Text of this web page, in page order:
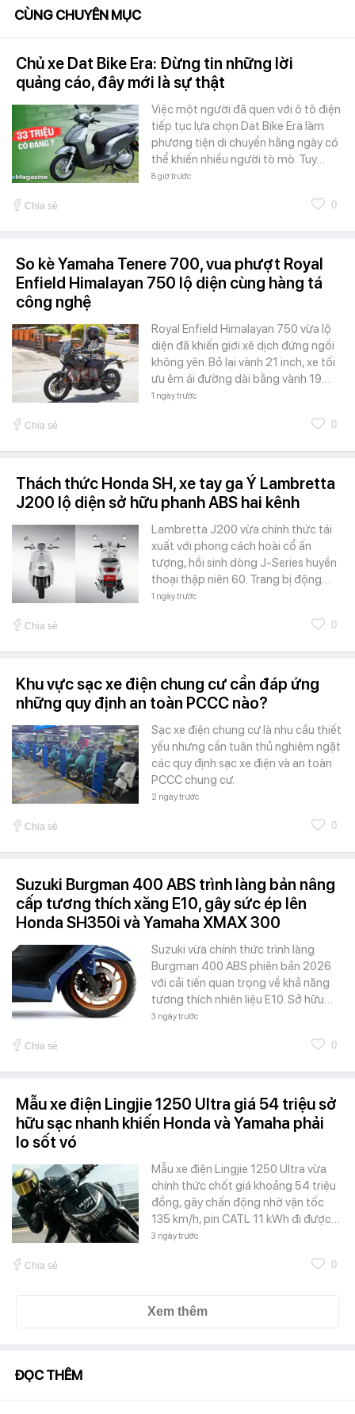
CÙNG CHUYÊN MỤC
Chủ xe Dat Bike Era: Đừng tin những lời
quảng cáo, đây mới là sự thật
Việc một người đã quen với ô tô điện
tiếp tục lựa chọn Dat Bike Era làm
phương tiện di chuyển hằng ngày có
thể khiến nhiều người tò mò. Tuy…
8 giờ trước
Chia sẻ 0
So kè Yamaha Tenere 700, vua phượt Royal
Enfield Himalayan 750 lộ diện cùng hàng tá
công nghệ
Royal Enfield Himalayan 750 vừa lộ
diện đã khiến giới xê dịch đứng ngồi
không yên. Bỏ lại vành 21 inch, xe tối
ưu êm ái đường dài bằng vành 19…
1 ngày trước
Chia sẻ 0
Thách thức Honda SH, xe tay ga Ý Lambretta
J200 lộ diện sở hữu phanh ABS hai kênh
Lambretta J200 vừa chính thức tái
xuất với phong cách hoài cổ ấn
tượng, hồi sinh dòng J-Series huyền
thoại thập niên 60. Trang bị động…
1 ngày trước
Chia sẻ 0
Khu vực sạc xe điện chung cư cần đáp ứng
những quy định an toàn PCCC nào?
Sạc xe điện chung cư là nhu cầu thiết
yếu nhưng cần tuân thủ nghiêm ngặt
các quy định sạc xe điện và an toàn
PCCC chung cư.
2 ngày trước
Chia sẻ 0
Suzuki Burgman 400 ABS trình làng bản nâng
cấp tương thích xăng E10, gây sức ép lên
Honda SH350i và Yamaha XMAX 300
Suzuki vừa chính thức trình làng
Burgman 400 ABS phiên bản 2026
với cải tiến quan trọng về khả năng
tương thích nhiên liệu E10. Sở hữu…
3 ngày trước
Chia sẻ 0
Mẫu xe điện Lingjie 1250 Ultra giá 54 triệu sở
hữu sạc nhanh khiến Honda và Yamaha phải
lo sốt vó
Mẫu xe điện Lingjie 1250 Ultra vừa
chính thức chốt giá khoảng 54 triệu
đồng, gây chấn động nhờ vận tốc
135 km/h, pin CATL 11 kWh đi được…
3 ngày trước
Chia sẻ 0
Xem thêm
ĐỌC THÊM